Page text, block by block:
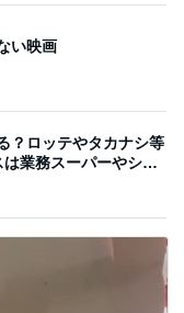
い映画
？ロッテやタカナシ等
業務スーパーやシャ